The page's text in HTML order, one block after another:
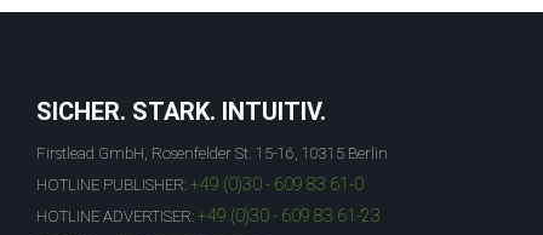
SICHER. STARK. INTUITIV.
Firstlead GmbH, Rosenfelder St. 15-16, 10315 Berlin
HOTLINE PUBLISHER: +49 (0)30 - 609 83 61-0
HOTLINE ADVERTISER: +49 (0)30 - 609 83 61-23